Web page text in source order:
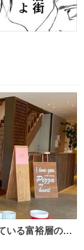
いる富裕層の社
は一切しない